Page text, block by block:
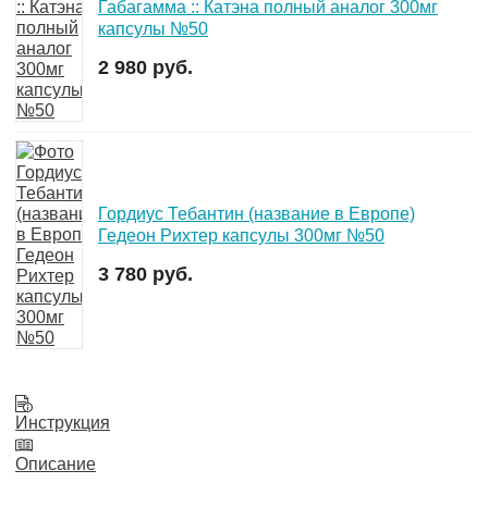
Габагамма :: Катэна полный аналог 300мг
капсулы №50
2 980 руб.
Гордиус Тебантин (название в Европе)
Гедеон Рихтер капсулы 300мг №50
3 780 руб.
Инструкция
Описание